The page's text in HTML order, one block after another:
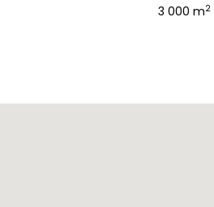
3 000 m2